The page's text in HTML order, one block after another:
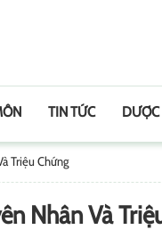
TIN TỨC DƯỢC
Triệu Chứng
Nhân Và